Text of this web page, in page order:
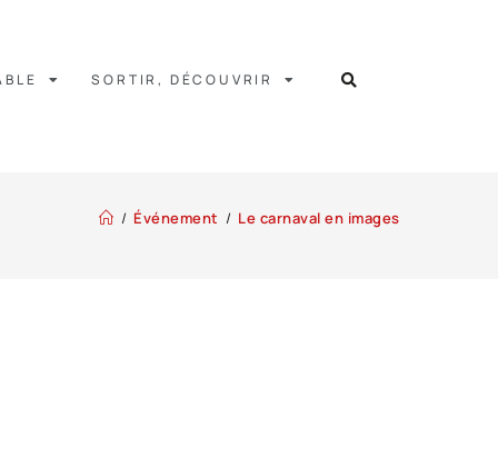
SORTIR, DÉCOUVRIR
/ Événement / Le carnaval en images